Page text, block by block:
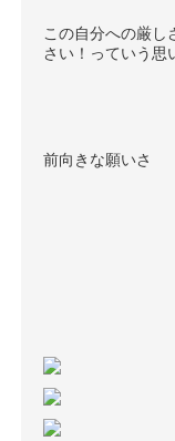
この自分への厳し
さい！っていう思
前向きな願いさ